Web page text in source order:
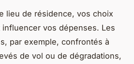
lieu de résidence, vos choix
vos dépenses. Les
par exemple, confrontés à
de vol ou de dégradations,